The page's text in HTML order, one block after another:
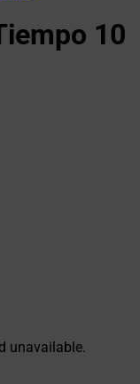
10
unavailable.